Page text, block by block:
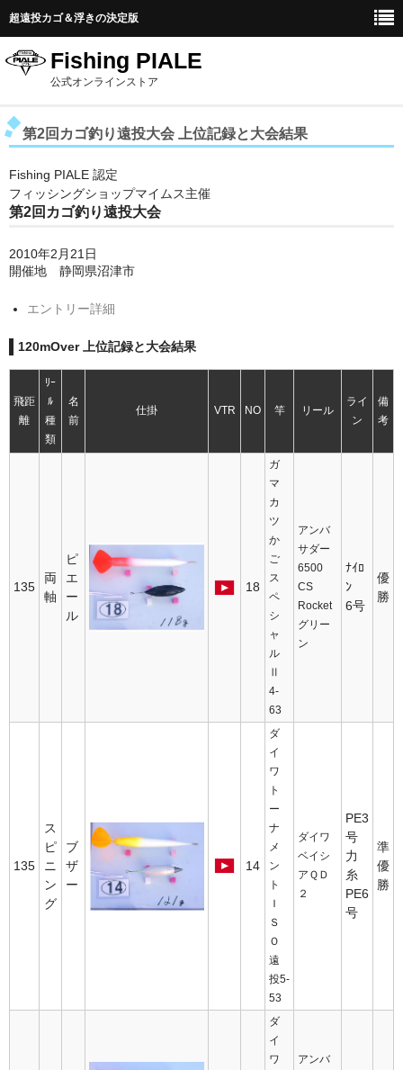
超遠投カゴ＆浮きの決定版
Fishing PIALE
公式オンラインストア
ホーム
カゴ釣り遠投大会
PIALEのこだわり
第2回カゴ釣り遠投大会 上位記録と大会結果
Fishing PIALE 認定
フィッシングショップマイムス主催
第2回カゴ釣り遠投大会
2010年2月21日
開催地 静岡県沼津市
エントリー詳細
120mOver 上位記録と大会結果
飛距
離
ﾘｰ
ﾙ
種
類
名
前
仕掛 VTR NO 竿 リール
ライ
ン
備
考
135
両
軸
ピ
エ
ー
ル
18
ガ
マ
カ
ツ
か
ご
ス
ペ
シ
ャ
ル
Ⅱ
4-
63
アンバ
サダー
6500
CS
Rocket
グリー
ン
ﾅｲﾛ
ﾝ
6号
優
勝
135
ス
ピ
ニ
ン
グ
ブ
ザ
ー
14
ダ
イ
ワ
ト
ー
ナ
メ
ン
ト
Ｉ
Ｓ
Ｏ
遠
投5-
53
ダイワ
ベイシ
アＱＤ
２
PE3
号
力
糸
PE6
号
準
優
勝
ダ
イ
ワ
アンバ